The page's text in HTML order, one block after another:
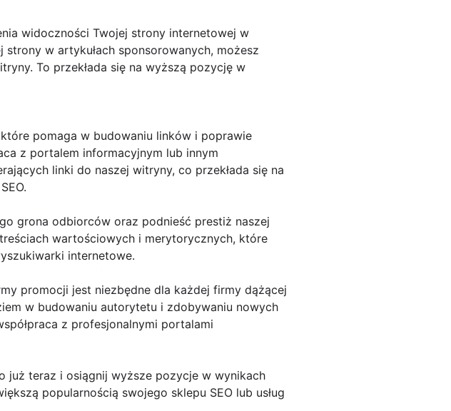
widoczności Twojej strony internetowej w
w artykułach sponsorowanych, możesz
To przekłada się na wyższą pozycję w
pomaga w budowaniu linków i poprawie
z portalem informacyjnym lub innym
linki do naszej witryny, co przekłada się na
grona odbiorców oraz podnieść prestiż naszej
wartościowych i merytorycznych, które
internetowe.
promocji jest niezbędne dla każdej firmy dążącej
w budowaniu autorytetu i zdobywaniu nowych
z profesjonalnymi portalami
już teraz i osiągnij wyższe pozycje w wynikach
popularnością swojego sklepu SEO lub usług